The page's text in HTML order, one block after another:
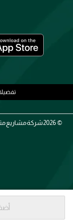
2026 ©شركة مشاريع